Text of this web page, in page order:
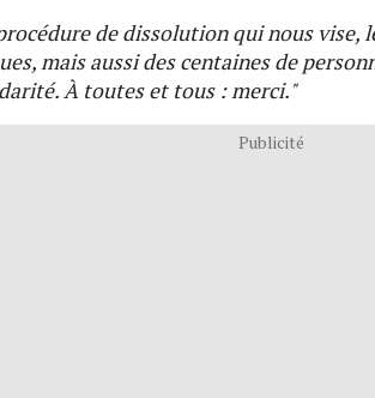
de dissolution qui nous vise,
mais aussi des centaines de
À toutes et tous : merci."
Publicité